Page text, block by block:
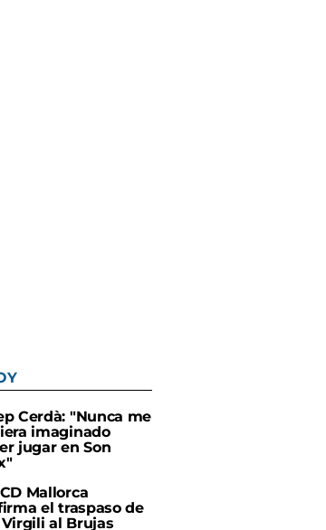
Cerdà: "Nunca me
imaginado
jugar en Son
Mallorca
el traspaso de
al Brujas